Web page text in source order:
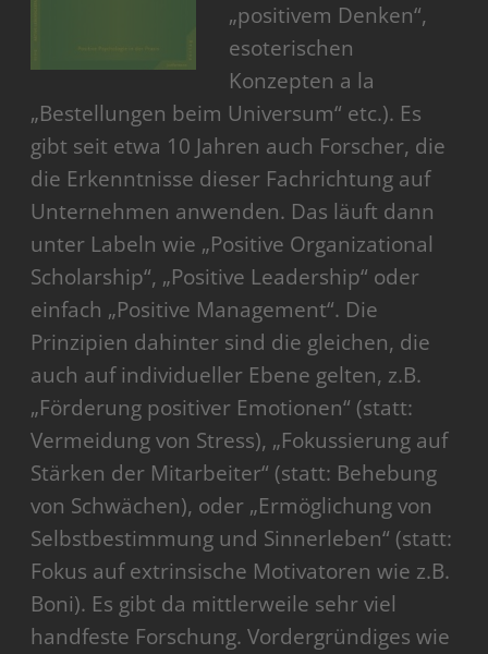
„positivem Denken“,
esoterischen
Konzepten a la
„Bestellungen beim Universum“ etc.). Es
gibt seit etwa 10 Jahren auch Forscher, die
die Erkenntnisse dieser Fachrichtung auf
Unternehmen anwenden. Das läuft dann
unter Labeln wie „Positive Organizational
Scholarship“, „Positive Leadership“ oder
einfach „Positive Management“. Die
Prinzipien dahinter sind die gleichen, die
auch auf individueller Ebene gelten, z.B.
„Förderung positiver Emotionen“ (statt:
Vermeidung von Stress), „Fokussierung auf
Stärken der Mitarbeiter“ (statt: Behebung
von Schwächen), oder „Ermöglichung von
Selbstbestimmung und Sinnerleben“ (statt:
Fokus auf extrinsische Motivatoren wie z.B.
Boni). Es gibt da mittlerweile sehr viel
handfeste Forschung. Vordergründiges wie